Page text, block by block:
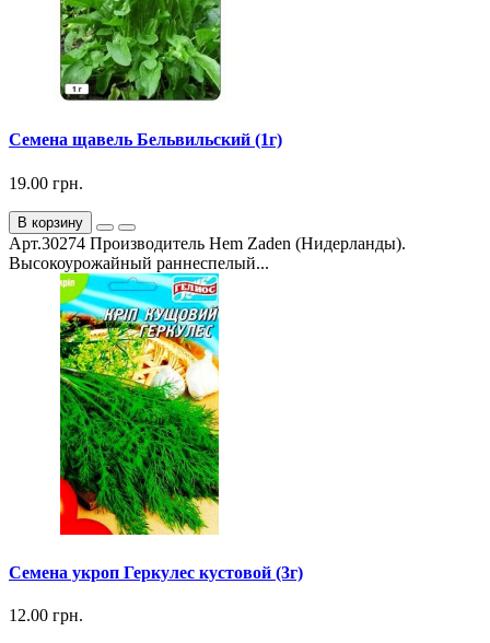
Семена щавель Бельвильский (1г)
19.00 грн.
В корзину
Арт.30274 Производитель Hem Zaden (Нидерланды).
Высокоурожайный раннеспелый...
Семена укроп Геркулес кустовой (3г)
12.00 грн.